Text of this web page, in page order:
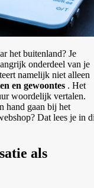
het buitenland? Je
onderdeel van je
namelijk niet alleen
en gewoontes . Het
woordelijk vertalen.
hand gaan bij het
Dat lees je in
als